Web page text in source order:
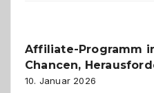
Affiliate-Programm
Chancen,
10. Januar 2026